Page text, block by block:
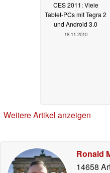
CES 2011: Viele
Tablet-PCs mit Tegra 2
und Android 3.0
18.11.2010
Weitere Artikel anzeigen
Ronald
14658